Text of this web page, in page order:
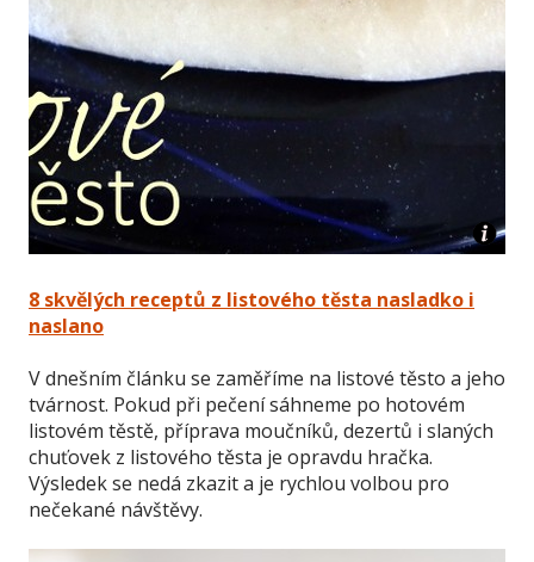
8 skvělých receptů z listového těsta nasladko i
naslano
V dnešním článku se zaměříme na listové těsto a jeho
tvárnost. Pokud při pečení sáhneme po hotovém
listovém těstě, příprava moučníků, dezertů i slaných
chuťovek z listového těsta je opravdu hračka.
Výsledek se nedá zkazit a je rychlou volbou pro
nečekané návštěvy.